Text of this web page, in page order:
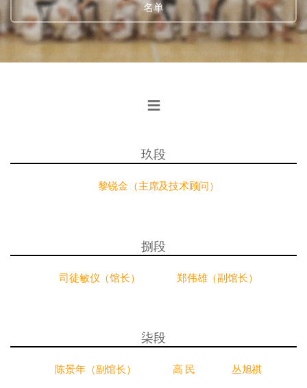
名单
≡
玖段
黎锐金（主席及技术顾问）
捌段
司徒敏仪（馆长） 郑伟雄（副馆长）
柒段
陈景年（副馆长） 高 民 丛旭祺